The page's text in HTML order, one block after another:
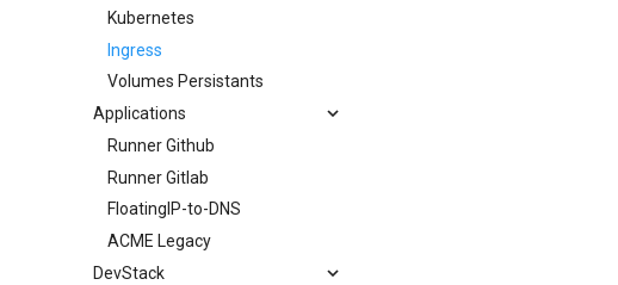
Kubernetes
Ingress
Volumes Persistants
Applications
Runner Github
Runner Gitlab
FloatingIP-to-DNS
ACME Legacy
DevStack